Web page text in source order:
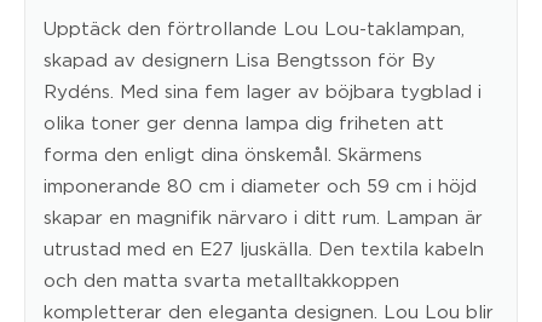
Upptäck den förtrollande Lou Lou-taklampan,
skapad av designern Lisa Bengtsson för By
Rydéns. Med sina fem lager av böjbara tygblad i
olika toner ger denna lampa dig friheten att
forma den enligt dina önskemål. Skärmens
imponerande 80 cm i diameter och 59 cm i höjd
skapar en magnifik närvaro i ditt rum. Lampan är
utrustad med en E27 ljuskälla. Den textila kabeln
och den matta svarta metalltakkoppen
kompletterar den eleganta designen. Lou Lou blir